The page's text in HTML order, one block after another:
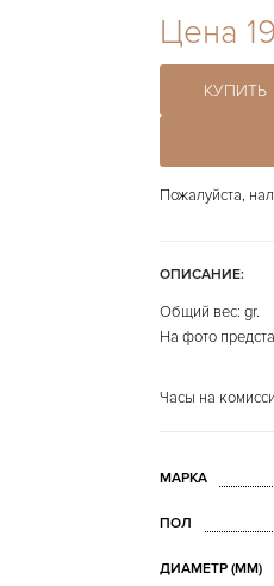
Цена
КУПИТЬ
Пожалуйста,
ОПИСАНИЕ:
Общий вес: gr.
На фото
Часы на
МАРКА
ПОЛ
ДИАМЕТР (MM)